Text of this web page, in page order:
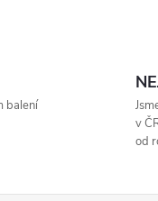
balení
v
od